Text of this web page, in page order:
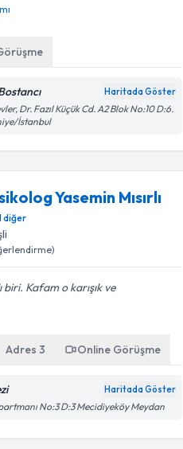
Haritada Göster
Dr. Fazıl Küçük Cd. A2 Blok No:10 D:6.
İstanbul
Yasemin Mısırlı
diğer
biri. Kafam o karışık ve
Adres3 Online Görüşme
Haritada Göster
No:3 D:3 Mecidiyeköy Meydan